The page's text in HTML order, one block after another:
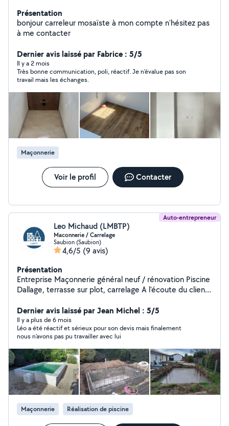
Présentation
bonjour carreleur mosaïste à mon compte n'hésitez pas
à me contacter
Dernier avis laissé par Fabrice : 5/5
Il y a 2 mois
Très bonne communication, poli, réactif. Je n'évalue pas son
travail mais les échanges.
Maçonnerie
Voir le profil Contacter
Auto-entrepreneur
Leo Michaud (LMBTP)
Maconnerie / Carrelage
Saubion (Saubion)
4,6/5 (9 avis)
Présentation
Entreprise Maçonnerie général neuf / rénovation Piscine
Dallage, terrasse sur plot, carrelage A l'écoute du client
pas à me joindre pour toutes demandes
complémentaires.
Dernier avis laissé par Jean Michel : 5/5
Il y a plus de 6 mois
Léo a été réactif et sérieux pour son devis mais finalement
nous n’avons pas pu travailler avec lui
Maçonnerie Réalisation de piscine